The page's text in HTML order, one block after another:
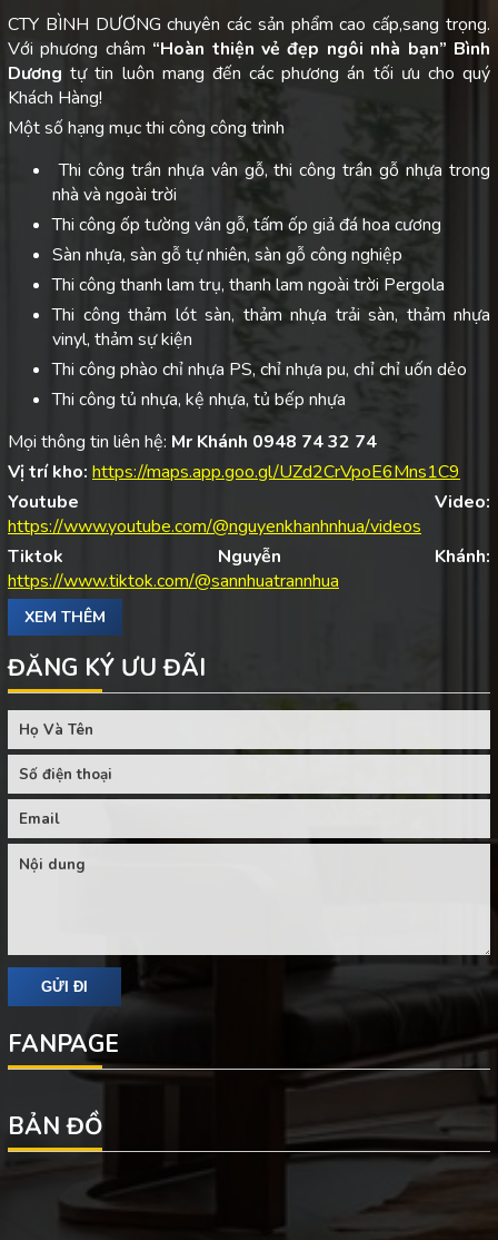
CTY BÌNH DƯƠNG chuyên các sản phẩm cao cấp,sang trọng.
Với phương châm “Hoàn thiện vẻ đẹp ngôi nhà bạn” Bình
Dươngtự tin luôn mang đến các phương án tối ưu cho quý
Khách Hàng!
Một số hạng mục thi công công trình
Thi công trần nhựa vân gỗ, thi công trần gỗ nhựa trong
nhà và ngoài trời
Thi công ốp tường vân gỗ, tấm ốp giả đá hoa cương
Sàn nhựa, sàn gỗ tự nhiên, sàn gỗ công nghiệp
Thi công thanh lam trụ, thanh lam ngoài trời Pergola
Thi công thảm lót sàn, thảm nhựa trải sàn, thảm nhựa
vinyl, thảm sự kiện
Thi công phào chỉ nhựa PS, chỉ nhựa pu, chỉ chỉ uốn dẻo
Thi công tủ nhựa, kệ nhựa, tủ bếp nhựa
Mọi thông tin liên hệ: Mr Khánh 0948 74 32 74
Vị trí kho: https://maps.app.goo.gl/UZd2CrVpoE6Mns1C9
Youtube Video:
https://www.youtube.com/@nguyenkhanhnhua/videos
Tiktok Nguyễn Khánh:
https://www.tiktok.com/@sannhuatrannhua
XEM THÊM
ĐĂNG KÝ ƯU ĐÃI
FANPAGE
BẢN ĐỒ